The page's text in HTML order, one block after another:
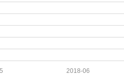
2018-06